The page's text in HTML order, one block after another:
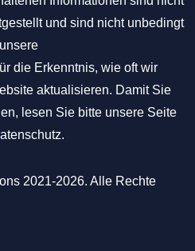
und sind nicht unbedingt
die Erkenntnis, wie oft wir
aktualisieren. Damit Sie
lesen Sie bitte unsere Seite
.
2021-2026. Alle Rechte